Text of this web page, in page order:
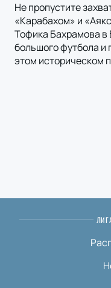
Не пропустите
«Карабахом» и
Тофика Бахрамова
большого футбола
этом историческом